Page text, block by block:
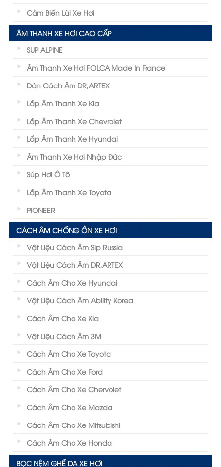
Cảm Biến Lùi Xe Hơi
ÂM THANH XE HƠI CAO CẤP
SUP ALPINE
Âm Thanh Xe Hơi FOLCA Made In France
Dán Cách Âm DR,ARTEX
Lắp Âm Thanh Xe Kia
Lắp Âm Thanh Xe Chevrolet
Lắp Âm Thanh Xe Hyundai
Âm Thanh Xe Hơi Nhập Đức
Súp Hơi Ô Tô
Lắp Âm Thanh Xe Toyota
PIONEER
CÁCH ÂM CHỐNG ỒN XE HƠI
Vật Liệu Cách Âm Sip Russia
Vật Liệu Cách Âm DR,ARTEX
Cách Âm Cho Xe Hyundai
Vật Liệu Cách Âm Ability Korea
Cách Âm Cho Xe Kia
Vật Liệu Cách Âm 3M
Cách Âm Cho Xe Toyota
Cách Âm Cho Xe Ford
Cách Âm Cho Xe Chervolet
Cách Âm Cho Xe Mazda
Cách Âm Cho Xe Mitsubishi
Cách Âm Cho Xe Honda
BỌC NỆM GHẾ DA XE HƠI